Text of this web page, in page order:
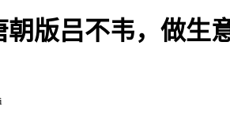
朝版吕不韦，做生